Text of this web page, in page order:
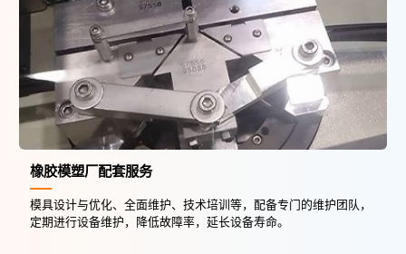
橡胶模塑厂配套服务
模具设计与优化、全面维护、技术培训等，配备专门的维护团队，
定期进行设备维护，降低故障率，延长设备寿命。